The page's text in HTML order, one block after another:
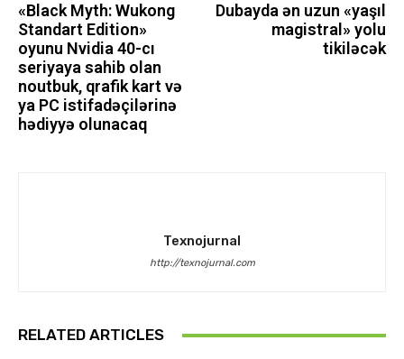
«Black Myth: Wukong
Standart Edition»
oyunu Nvidia 40-cı
seriyaya sahib olan
noutbuk, qrafik kart və
ya PC istifadəçilərinə
hədiyyə olunacaq
Dubayda ən uzun «yaşıl
magistral» yolu
tikiləcək
Texnojurnal
http://texnojurnal.com
RELATED ARTICLES